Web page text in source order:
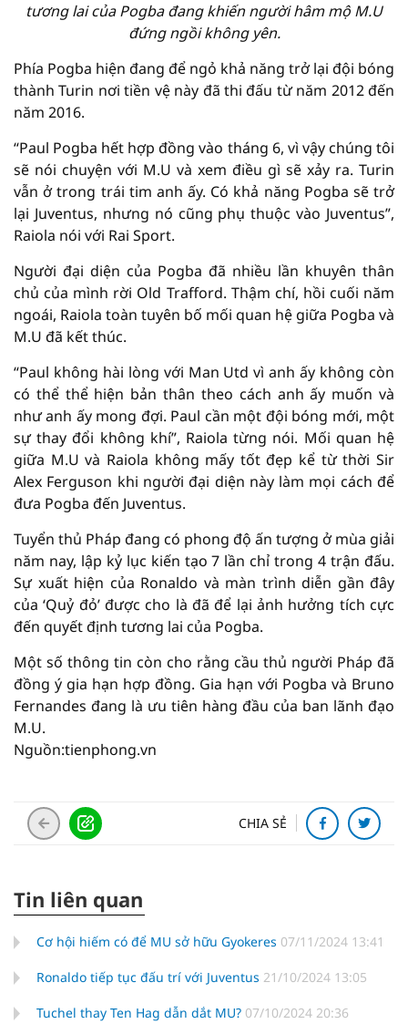
tương lai của Pogba đang khiến người hâm mộ M.U
đứng ngồi không yên.
Phía Pogba hiện đang để ngỏ khả năng trở lại đội bóng
thành Turin nơi tiền vệ này đã thi đấu từ năm 2012 đến
năm 2016.
“Paul Pogba hết hợp đồng vào tháng 6, vì vậy chúng tôi
sẽ nói chuyện với M.U và xem điều gì sẽ xảy ra. Turin
vẫn ở trong trái tim anh ấy. Có khả năng Pogba sẽ trở
lại Juventus, nhưng nó cũng phụ thuộc vào Juventus”,
Raiola nói với Rai Sport.
Người đại diện của Pogba đã nhiều lần khuyên thân
chủ của mình rời Old Trafford. Thậm chí, hồi cuối năm
ngoái, Raiola toàn tuyên bố mối quan hệ giữa Pogba và
M.U đã kết thúc.
“Paul không hài lòng với Man Utd vì anh ấy không còn
có thể thể hiện bản thân theo cách anh ấy muốn và
như anh ấy mong đợi. Paul cần một đội bóng mới, một
sự thay đổi không khí”, Raiola từng nói. Mối quan hệ
giữa M.U và Raiola không mấy tốt đẹp kể từ thời Sir
Alex Ferguson khi người đại diện này làm mọi cách để
đưa Pogba đến Juventus.
Tuyển thủ Pháp đang có phong độ ấn tượng ở mùa giải
năm nay, lập kỷ lục kiến tạo 7 lần chỉ trong 4 trận đấu.
Sự xuất hiện của Ronaldo và màn trình diễn gần đây
của ‘Quỷ đỏ’ được cho là đã để lại ảnh hưởng tích cực
đến quyết định tương lai của Pogba.
Một số thông tin còn cho rằng cầu thủ người Pháp đã
đồng ý gia hạn hợp đồng. Gia hạn với Pogba và Bruno
Fernandes đang là ưu tiên hàng đầu của ban lãnh đạo
M.U.
Nguồn:tienphong.vn
CHIA SẺ
Tin liên quan
Cơ hội hiếm có để MU sở hữu Gyokeres 07/11/2024 13:41
Ronaldo tiếp tục đấu trí với Juventus 21/10/2024 13:05
Tuchel thay Ten Hag dẫn dắt MU? 07/10/2024 20:36